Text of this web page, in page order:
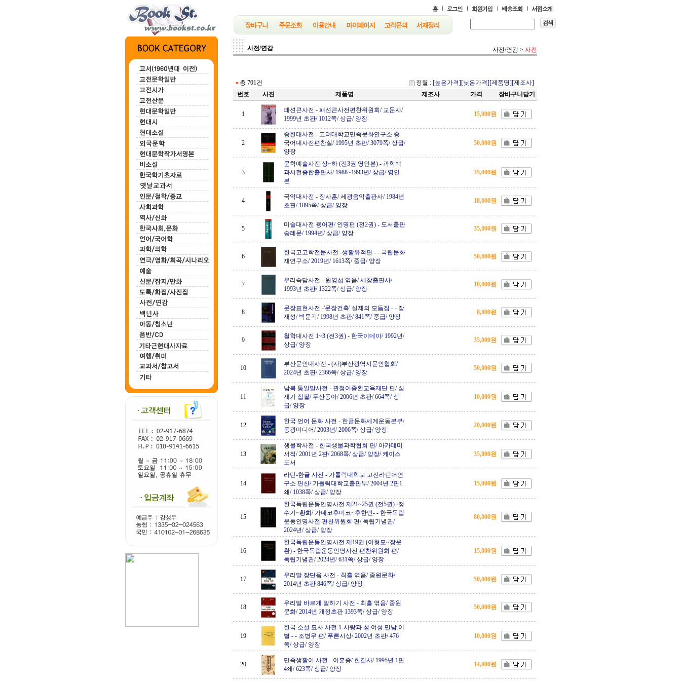
사전/연감 사전/연감> 사전
총 701건 정렬 : [높은가격][낮은가격][제품명][제조사]
번호
사진 제품명 제조사 가격 장바구니담기
1
패션큰사전 - 패션큰사전편찬위원회/ 교문사/
1999년 초판/ 1012쪽/ 상급/ 양장
15,000원
2
중한대사전 - 고려대학교민족문화연구소 중
국어대사전편찬실/ 1995년 초판/ 3079쪽/ 상급/
양장
50,000원
3
문학예술사전 상~하 (전3권 영인본)- 과학백
과서전종합출판사/ 1988~1993년/ 상급/ 영인
본
35,000원
4
국악대사전 - 장사훈/ 세광음악출판사/ 1984년
초판/ 1095쪽/ 상급/ 양장
18,000원
5
미술대사전 용어편/ 인명편 (전2권)- 도서출판
숭례문/ 1994년/ 상급/ 양장
35,000원
6
한국고고학전문사전 -생활유적편 -- 국립문화
재연구소/ 2019년/ 1613쪽/ 중급/ 양장
50,000원
7
우리속담사전 - 원영섭 엮음/ 세창출판사/
1993년 초판/ 1322쪽/ 상급/ 양장
10,000원
8
문장표현사전 -'문장건축' 실제의 모듬집 -- 장
재성/ 박문각/ 1998년 초판/ 841쪽/ 중급/ 양장
8,000원
9
철학대사전 1~3 (전3권)- 한국이데아/ 1992년/
상급/ 양장
35,000원
10
부산문인대사전 - (사)부산광역시문인협회/
2024년 초판/ 2366쪽/ 상급/ 양장
50,000원
11
남북 통일말사전 - 관정이종환교육재단 편/ 심
재기 집필/ 두산동아/ 2006년 초판/ 664쪽/ 상
급/ 양장
10,000원
12
한국 언어 문화 사전 - 한글문화세계운동본부/
동광미디어/ 2003년/ 2006쪽/ 상급/ 양장
20,000원
13
생물학사전 - 한국생물과학협회 편/ 아카데미
서적/ 2001년 2판/ 2068쪽/ 상급/ 양장/ 케이스
도서
35,000원
14
라틴-한글 사전 - 가톨릭대학교 고전라틴어연
구소 편찬/ 가톨릭대학교출판부/ 2004년 2판1
쇄/ 1038쪽/ 상급/ 양장
15,000원
15
한국독립운동인명사전 제21~25권 (전5권) -정
수기~황희/ 가네코후미코~후한민-- 한국독립
운동인명사전 편찬위원회 편/ 독립기념관/
2024년/ 상급/ 양장
80,000원
16
한국독립운동인명사전 제19권 (이형모~장운
환)- 한국독립운동인명사전 편찬위원회 편/
독립기념관/ 2024년/ 631쪽/ 상급/ 양장
15,000원
17
우리말 장단음 사전 - 최흘 엮음/ 중원문화/
2014년 초판 846쪽/ 상급/ 양장
50,000원
18
우리말 바르게 말하기 사전 - 최흘 엮음/ 중원
문화/ 2014년 개정초판 1393쪽/ 상급/ 양장
50,000원
19
한국 소설 묘사 사전 1-사랑과 성.여성.만남.이
별 -- 조병무 편/ 푸른사상/ 2002년 초판/ 476
쪽/ 상급/ 양장
10,000원
20
민족생활어 사전 - 이훈종/ 한길사/ 1995년 1판
4쇄/ 623쪽/ 상급/ 양장
14,000원